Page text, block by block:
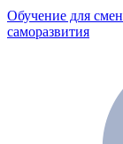
Обучение для
саморазвития